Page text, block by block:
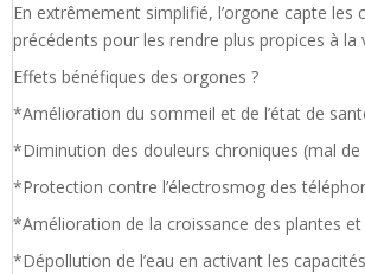
En extrêmement simplifié, l’orgone capte
précédents pour les rendre plus propices à la
Effets bénéfiques des orgones ?
*Amélioration du sommeil et de l’état de
*Diminution des douleurs chroniques (mal
*Protection contre l’électrosmog des
*Amélioration de la croissance des plantes
*Dépollution de l’eau en activant les